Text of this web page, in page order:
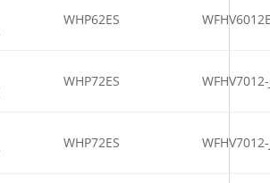
WHP62ES
WHP72ES
WHP72ES